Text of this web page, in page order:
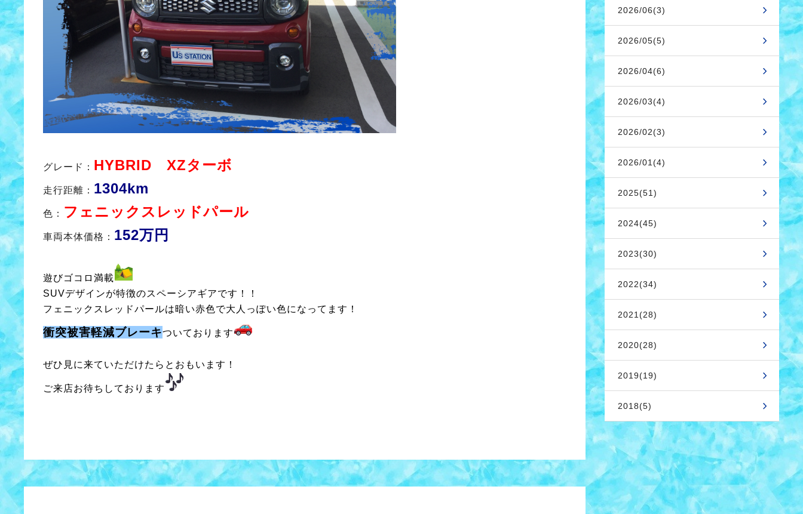
グレード： HYBRID XZターボ
走行距離： 1304km
色： フェニックスレッ ドパール
車両本体価格： 152万円
遊びゴコロ満載
SUVデザインが特徴のスペーシアギアです！！
フェニックスレッドパールは暗い赤色で大人っぽい色になってます！
衝突被害軽減ブレーキついております
ぜひ見に来ていただけたらとおもいます！
ご来店お待ちしております
2026/06(3)
2026/05(5)
2026/04(6)
2026/03(4)
2026/02(3)
2026/01(4)
2025(51)
2024(45)
2023(30)
2022(34)
2021(28)
2020(28)
2019(19)
2018(5)